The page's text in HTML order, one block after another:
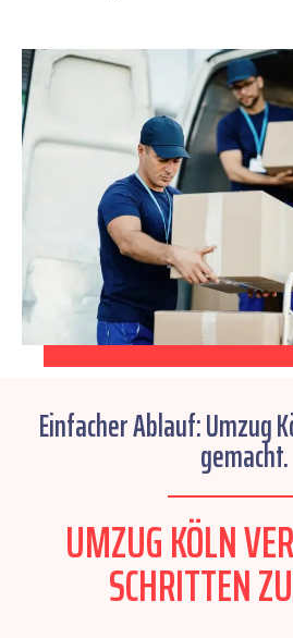
Einfacher Ablauf: Umzug
gemacht.
UMZUG KÖLN
SCHRITTEN